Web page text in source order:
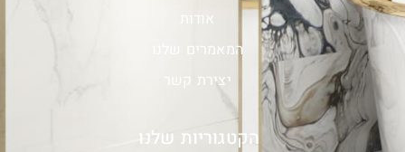
אודות
המאמרים שלנו
יצירת קשר
הקטגוריות שלנו